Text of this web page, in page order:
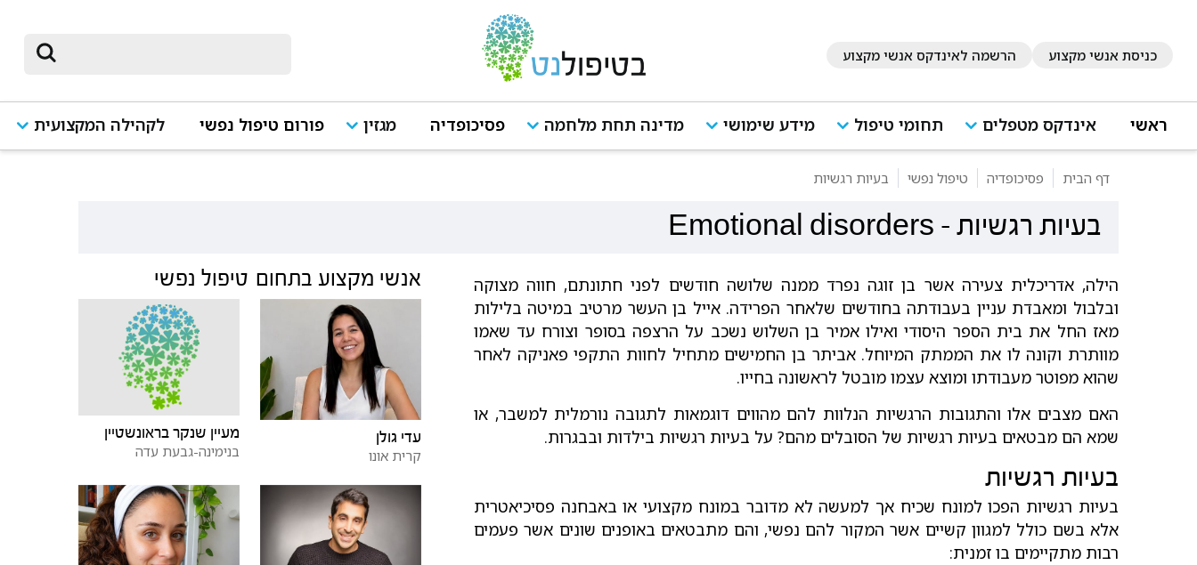
כניסת אנשי מקצוע הרשמה לאינדקס אנשי מקצוע
ראשי אינדקס מטפלים תחומי טיפול מידע שימושי מדינה תחת מלחמה פסיכופדיה מגזין פורום טיפול נפשי לקהילה המקצועית
דף הבית פסיכופדיה טיפול נפשי בעיות רגשיות
Emotional disorders - בעיות רגשיות
הילה, אדריכלית צעירה אשר בן זוגה נפרד ממנה שלושה חודשים לפני חתונתם, חווה מצוקה
ובלבול ומאבדת עניין בעבודתה בחודשים שלאחר הפרידה. אייל בן העשר מרטיב במיטה בלילות
מאז החל את בית הספר היסודי ואילו אמיר בן השלוש נשכב על הרצפה בסופר וצורח עד שאמו
מוותרת וקונה לו את הממתק המיוחל. אביתר בן החמישים מתחיל לחוות התקפי פאניקה לאחר
שהוא מפוטר מעבודתו ומוצא עצמו מובטל לראשונה בחייו.
האם מצבים אלו והתגובות הרגשיות הנלוות להם מהווים דוגמאות לתגובה נורמלית למשבר, או
שמא הם מבטאים בעיות רגשיות של הסובלים מהם? על בעיות רגשיות בילדות ובבגרות.
בעיות רגשיות
בעיות רגשיות הפכו למונח שכיח אך למעשה לא מדובר במונח מקצועי או באבחנה פסיכיאטרית
אלא בשם כולל למגוון קשיים אשר המקור להם נפשי, והם מתבטאים באופנים שונים אשר פעמים
רבות מתקיימים בו זמנית:
אנשי מקצוע בתחום טיפול נפשי
עדי גולן
קרית אונו
מעיין שנקר בראונשטיין
בנימינה-גבעת עדה